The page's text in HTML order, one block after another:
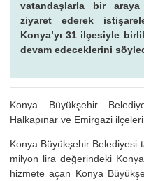
vatandaşlarla bir
ziyaret ederek
Konya’yı 31 ilçesiyle
devam edeceklerini
Konya Büyükşehir
Halkapınar ve Emirgazi
Konya Büyükşehir Belediyesi
milyon lira değerindeki
hizmete açan Konya